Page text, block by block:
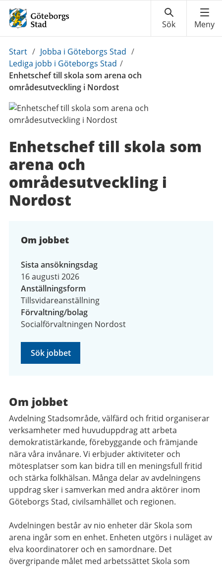
Du
är
här:
Start / Jobba i Göteborgs Stad /
Lediga jobb i Göteborgs Stad /
Enhetschef till skola som arena och
områdesutveckling i Nordost
Enhetschef till skola som
arena och
områdesutveckling i
Nordost
Om jobbet
Sista ansökningsdag
16 augusti 2026
Anställningsform
Tillsvidareanställning
Förvaltning/bolag
Socialförvaltningen Nordost
Sök jobbet
Om jobbet
Avdelning Stadsområde, välfärd och fritid organiserar
verksamheter med huvuduppdrag att arbeta
demokratistärkande, förebyggande och främjande
nära våra invånare. Vi erbjuder aktiviteter och
mötesplatser som kan bidra till en meningsfull fritid
och stärka folkhälsan. Många delar av avdelningens
uppdrag sker i samverkan med andra aktörer inom
Göteborgs Stad, civilsamhället och regionen.
Avdelningen består av nio enheter där Skola som
arena ingår som en enhet. Enheten utgörs i nuläget av
elva koordinatorer och en samordnare. Det
övergripande målet med arbetssättet Skola som